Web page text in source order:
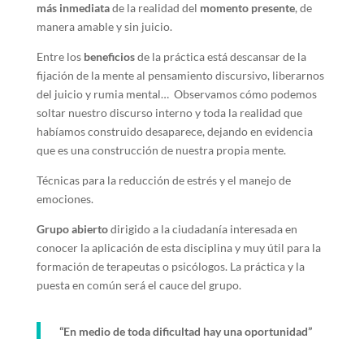
más inmediatade la realidad del momento presente, de
manera amable y sin juicio.
Entre los beneficiosde la práctica está descansar de la
fijación de la mente al pensamiento discursivo, liberarnos
del juicio y rumia mental… Observamos cómo podemos
soltar nuestro discurso interno y toda la realidad que
habíamos construido desaparece, dejando en evidencia
que es una construcción de nuestra propia mente.
Técnicas para la reducción de estrés y el manejo de
emociones.
Grupo abiertodirigido a la ciudadanía interesada en
conocer la aplicación de esta disciplina y muy útil para la
formación de terapeutas o psicólogos. La práctica y la
puesta en común será el cauce del grupo.
“En medio de toda dificultad hay una oportunidad”